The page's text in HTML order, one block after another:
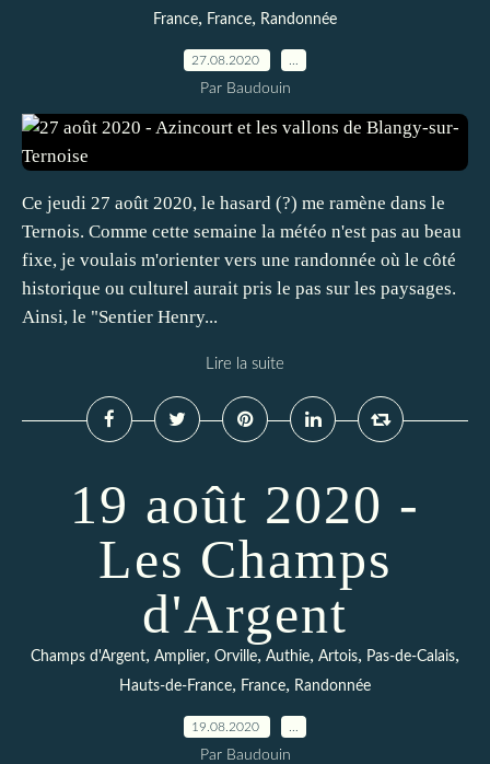
France, France, Randonnée
27.08.2020
Par Baudouin
Ce jeudi 27 août 2020, le hasard (?) me ramène dans le
Ternois. Comme cette semaine la météo n'est pas au beau
fixe, je voulais m'orienter vers une randonnée où le côté
historique ou culturel aurait pris le pas sur les paysages.
Ainsi, le "Sentier Henry...
Lire la suite
19 août 2020 -
Les Champs
d'Argent
Champs d'Argent, Amplier, Orville, Authie, Artois, Pas-de-Calais,
Hauts-de-France, France, Randonnée
19.08.2020
Par Baudouin